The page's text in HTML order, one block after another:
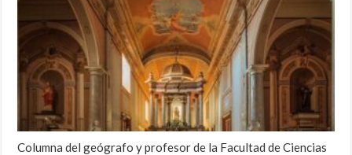
Columna del geógrafo y profesor de la Facultad de Ciencias